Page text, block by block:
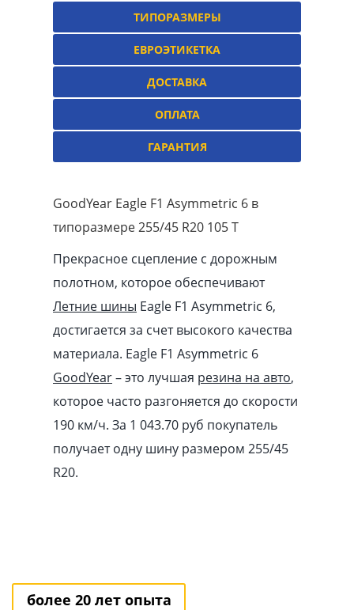
ТИПОРАЗМЕРЫ
ЕВРОЭТИКЕТКА
ДОСТАВКА
ОПЛАТА
ГАРАНТИЯ
GoodYear Eagle F1 Asymmetric 6 в
типоразмере 255/45 R20 105 T
Прекрасное сцепление с дорожным
полотном, которое обеспечивают
Летние шины Eagle F1 Asymmetric 6,
достигается за счет высокого качества
материала. Eagle F1 Asymmetric 6
GoodYear– это лучшая резина на авто,
которое часто разгоняется до скорости
190 км/ч. За 1 043.70 pуб покупатель
получает одну шину размером 255/45
R20.
более 20 лет опыта